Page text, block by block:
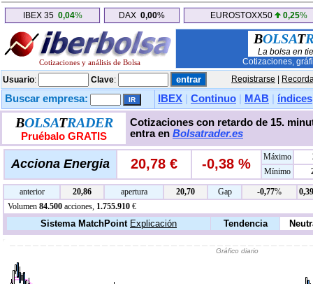
IBEX 35 0,04% DAX 0,00% EUROSTOXX50 0,25%
Cotizaciones y análisis de Bolsa
BOLSAT
La bolsa en
Cotizaciones,
Usuario: Clave: Registrarse
Buscar empresa: IBEX Continuo MAB índices
BOLSATRADER
Pruébalo GRATIS
Cotizaciones con retardo de 15.
entra en Bolsatrader.es
Acciona Energia 20,78 € -0,38 % Máximo
Mínimo
anterior 20,86 apertura 20,70 Gap -0,77%
0,39
Volumen 84.500 acciones, 1.755.910 €